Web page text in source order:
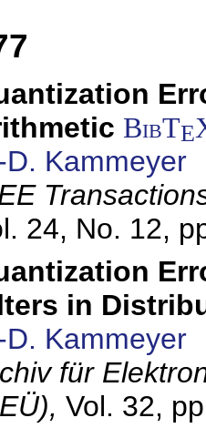
BibTE
D. Kammeyer
24, No. 12,
in
D. Kammeyer
für
Vol. 32,